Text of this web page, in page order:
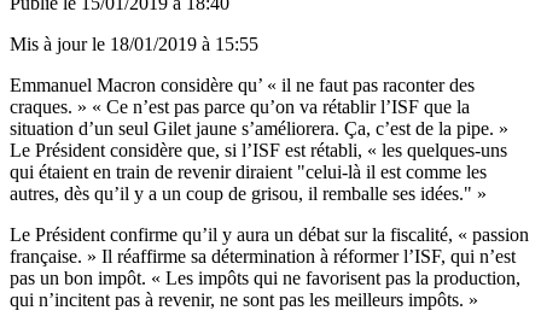
Mis à jour le 18/01/2019 à 15:55
Emmanuel Macron considère qu’ « il ne faut pas raconter des
craques. » « Ce n’est pas parce qu’on va rétablir l’ISF que la
situation d’un seul Gilet jaune s’améliorera. Ça, c’est de la pipe. »
Le Président considère que, si l’ISF est rétabli, « les quelques-uns
qui étaient en train de revenir diraient "celui-là il est comme les
autres, dès qu’il y a un coup de grisou, il remballe ses idées." »
Le Président confirme qu’il y aura un débat sur la fiscalité, « passion
française. » Il réaffirme sa détermination à réformer l’ISF, qui n’est
pas un bon impôt. « Les impôts qui ne favorisent pas la production,
qui n’incitent pas à revenir, ne sont pas les meilleurs impôts. »